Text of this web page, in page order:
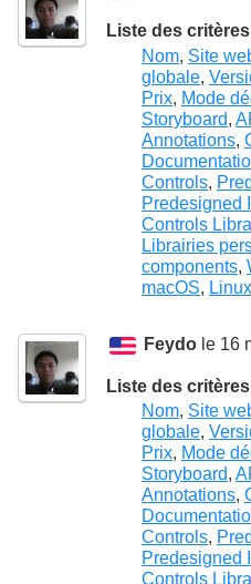
Liste des
Nom, Site
globale,
Prix, Mode
Storyboard,
Annotations,
Controls,
Predesigned
Controls
Librairies
components,
macOS, Linux
Feydo le 16
Liste des
Nom, Site
globale,
Prix, Mode
Storyboard,
Annotations,
Controls,
Predesigned
Controls